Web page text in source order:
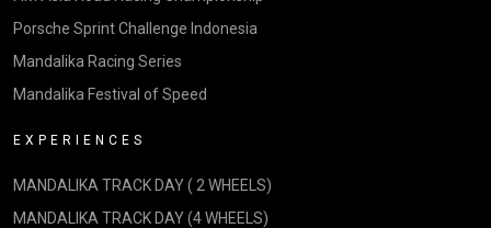
Porsche Sprint Challenge Indonesia
Mandalika Racing Series
Mandalika Festival of Speed
EXPERIENCES
MANDALIKA TRACK DAY ( 2 WHEELS)
MANDALIKA TRACK DAY (4 WHEELS)